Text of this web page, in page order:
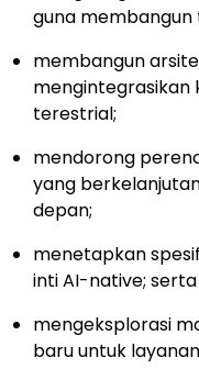
guna membangun
membangun
mengintegrasikan
terestrial;
mendorong
yang
depan;
menetapkan
inti AI-native; serta
mengeksplorasi
baru untuk